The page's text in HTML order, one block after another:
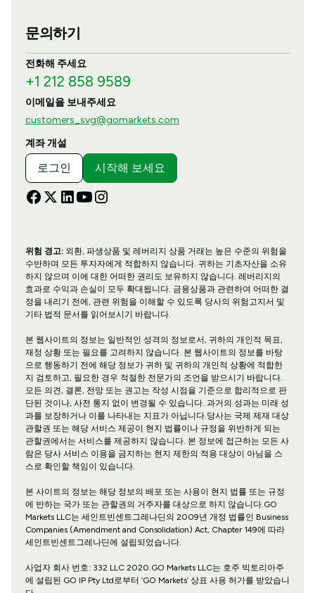
문의하기
전화해 주세요
+1 212 858 9589
이메일을 보내주세요
customers_svg@gomarkets.com
계좌 개설
로그인 시작해 보세요
위험 경고:외환, 파생상품 및 레버리지 상품 거래는 높은 수준의 위험을
수반하며 모든 투자자에게 적합하지 않습니다. 귀하는 기초자산을 소유
하지 않으며 이에 대한 어떠한 권리도 보유하지 않습니다. 레버리지의
효과로 수익과 손실이 모두 확대됩니다. 금융상품과 관련하여 어떠한 결
정을 내리기 전에, 관련 위험을 이해할 수 있도록 당사의 위험고지서 및
기타 법적 문서를 읽어보시기 바랍니다.
본 웹사이트의 정보는 일반적인 성격의 정보로서, 귀하의 개인적 목표,
재정 상황 또는 필요를 고려하지 않습니다. 본 웹사이트의 정보를 바탕
으로 행동하기 전에 해당 정보가 귀하 및 귀하의 개인적 상황에 적합한
지 검토하고, 필요한 경우 적절한 전문가의 조언을 받으시기 바랍니다.
모든 의견, 결론, 전망 또는 권고는 작성 시점을 기준으로 합리적으로 판
단된 것이나, 사전 통지 없이 변경될 수 있습니다. 과거의 성과는 미래 성
과를 보장하거나 이를 나타내는 지표가 아닙니다.당사는 국제 제재 대상
관할권 또는 해당 서비스 제공이 현지 법률이나 규정을 위반하게 되는
관할권에서는 서비스를 제공하지 않습니다. 본 정보에 접근하는 모든 사
람은 당사 서비스 이용을 금지하는 현지 제한의 적용 대상이 아님을 스
스로 확인할 책임이 있습니다.
본 사이트의 정보는 해당 정보의 배포 또는 사용이 현지 법률 또는 규정
에 반하는 국가 또는 관할권의 거주자를 대상으로 하지 않습니다.GO
Markets LLC는 세인트빈센트그레나딘의 2009년 개정 법률인 Business
Companies (Amendment and Consolidation) Act, Chapter 149에 따라
세인트빈센트그레나딘에 설립되었습니다.
사업자 회사 번호: 332 LLC 2020.GO Markets LLC는 호주 빅토리아주
에 설립된 GO IP Pty Ltd로부터 ‘GO Markets’ 상표 사용 허가를 받았습니